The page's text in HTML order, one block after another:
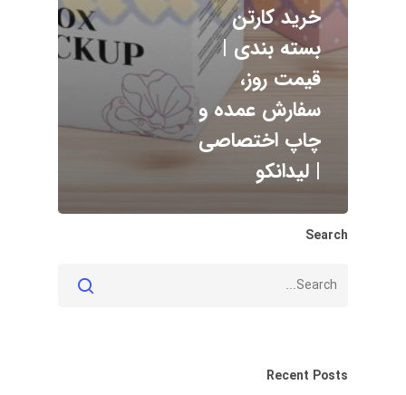
خرید کارتن
بسته بندی |
قیمت روز،
سفارش عمده و
چاپ اختصاصی
| لیدانکو
Search
Recent Posts